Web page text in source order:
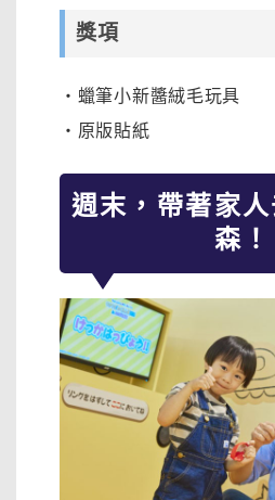
獎項
・蠟筆小新醬絨毛玩具
・原版貼紙
週末，帶著家
森！